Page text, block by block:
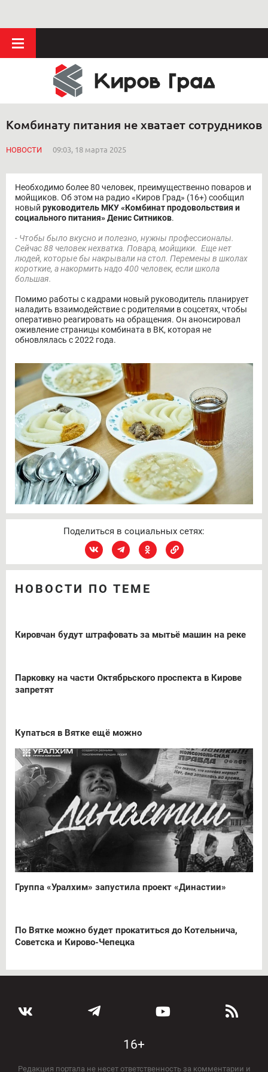
Комбинату питания не хватает сотрудников
НОВОСТИ 09:03, 18 марта 2025
Необходимо более 80 человек, преимущественно поваров и
мойщиков. Об этом на радио «Киров Град» (16+) сообщил
новый руководитель МКУ «Комбинат продовольствия и
социального питания» Денис Ситников.
- Чтобы было вкусно и полезно, нужны профессионалы.
Сейчас 88 человек нехватка. Повара, мойщики. Еще нет
людей, которые бы накрывали на стол. Перемены в школах
короткие, а накормить надо 400 человек, если школа
большая.
Помимо работы с кадрами новый руководитель планирует
наладить взаимодействие с родителями в соцсетях, чтобы
оперативно реагировать на обращения. Он анонсировал
оживление страницы комбината в ВК, которая не
обновлялась с 2022 года.
Поделиться в социальных сетях:
НОВОСТИ ПО ТЕМЕ
Кировчан будут штрафовать за мытьё машин на реке
Парковку на части Октябрьского проспекта в Кирове
запретят
Купаться в Вятке ещё можно
Группа «Уралхим» запустила проект «Династии»
По Вятке можно будет прокатиться до Котельнича,
Советска и Кирово-Чепецка
16+
Редакция портала не несет ответственность за комментарии и